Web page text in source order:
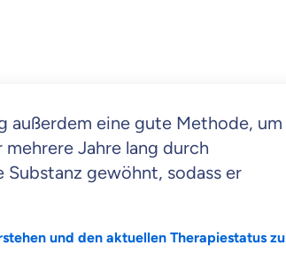
außerdem eine gute Methode, um
Jahre lang durch
Substanz gewöhnt, sodass er
und den aktuellen Therapiestatus zu